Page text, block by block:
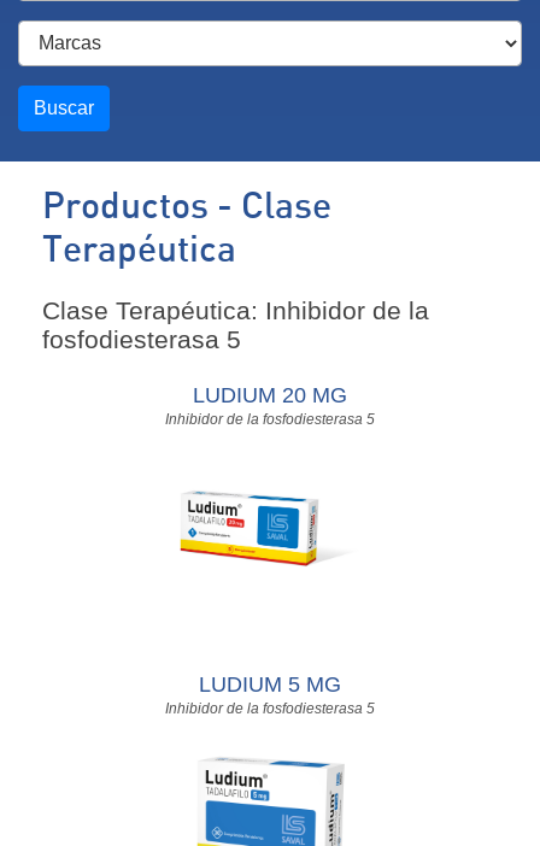
Buscar
Productos - Clase
Terapéutica
Clase Terapéutica: Inhibidor de la
fosfodiesterasa 5
LUDIUM 20 MG
Inhibidor de la fosfodiesterasa 5
LUDIUM 5 MG
Inhibidor de la fosfodiesterasa 5